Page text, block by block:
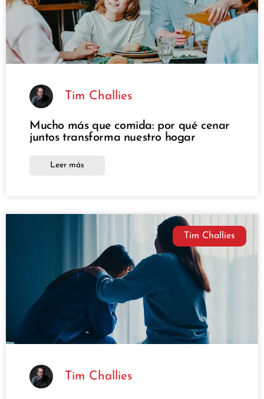
Tim Challies
Mucho más que comida: por qué cenar
juntos transforma nuestro hogar
Leer más
Tim Challies
Tim Challies